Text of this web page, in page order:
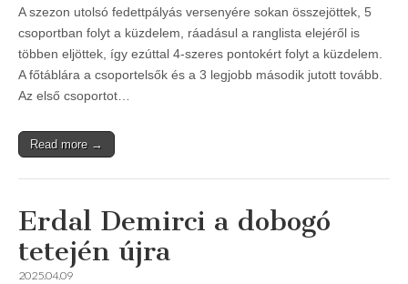
A szezon utolsó fedettpályás versenyére sokan összejöttek, 5
csoportban folyt a küzdelem, ráadásul a ranglista elejéről is
többen eljöttek, így ezúttal 4-szeres pontokért folyt a küzdelem.
A főtáblára a csoportelsők és a 3 legjobb második jutott tovább.
Az első csoportot…
Read more →
Erdal Demirci a dobogó
tetején újra
2025.04.09